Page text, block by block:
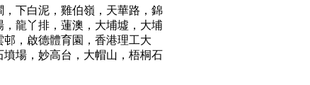
下白泥，雞伯嶺，天華路，錦
龍丫排，蓮澳，大埔墟，大埔
，啟德體育園，香港理工大
場，妙高台，大帽山，梧桐石